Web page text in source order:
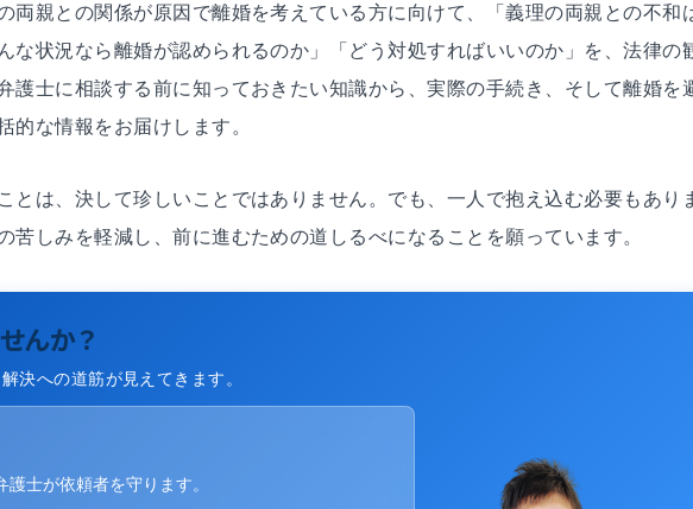
両親との関係が原因で離婚を考えている方に向けて、「義理の両親との不和
な状況なら離婚が認められるのか」「どう対処すればいいのか」を、法律の
護士に相談する前に知っておきたい知識から、実際の手続き、そして離婚を
的な情報をお届けします。
とは、決して珍しいことではありません。でも、一人で抱え込む必要もあり
苦しみを軽減し、前に進むための道しるべになることを願っています。
んか？
決への道筋が見えてきます。
士が依頼者を守ります。